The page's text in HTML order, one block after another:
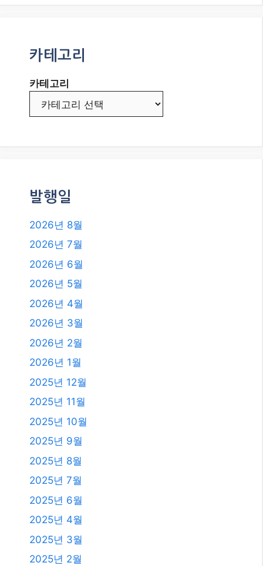
카테고리
카테고리
발행일
2026년 8월
2026년 7월
2026년 6월
2026년 5월
2026년 4월
2026년 3월
2026년 2월
2026년 1월
2025년 12월
2025년 11월
2025년 10월
2025년 9월
2025년 8월
2025년 7월
2025년 6월
2025년 4월
2025년 3월
2025년 2월